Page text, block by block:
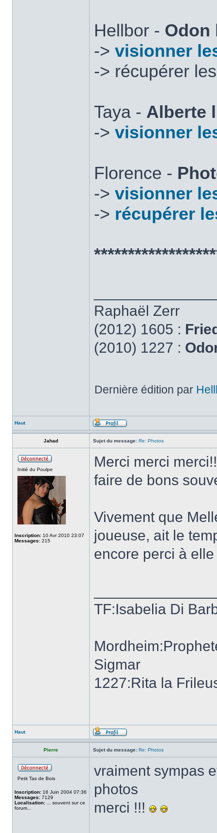
Hellbor - Odon
-> visionner
-> récupérer
Taya - Alberte
-> visionner
Florence -
-> visionner
-> récupérer
Raphaël Zerr
(2012) 1605 :
(2010) 1227 :
Dernière édition par
Haut
Jahad Sujet du message: Re: Photos
Initié du Poulpe
Inscription: 10 Avr 2010 23:07
Messages: 215
Merci merci
faire de bons
Vivement que
joueuse, ait le
encore perci à
TF:Isabelia Di
Sigmar
1227:Rita la
Haut
Pierre Sujet du message: Re: Photos
Petit Tas de Bois
Inscription: 16 Juin 2004 07:36
Messages: 7129
Localisation: ... souvent sur ce
forum...
vraiment sympas
photos
merci !!!